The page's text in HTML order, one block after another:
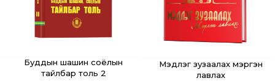
Буддын шашин соёлын
тайлбар толь 2
Мэдлэг зузаалах мэргэн
лавлах